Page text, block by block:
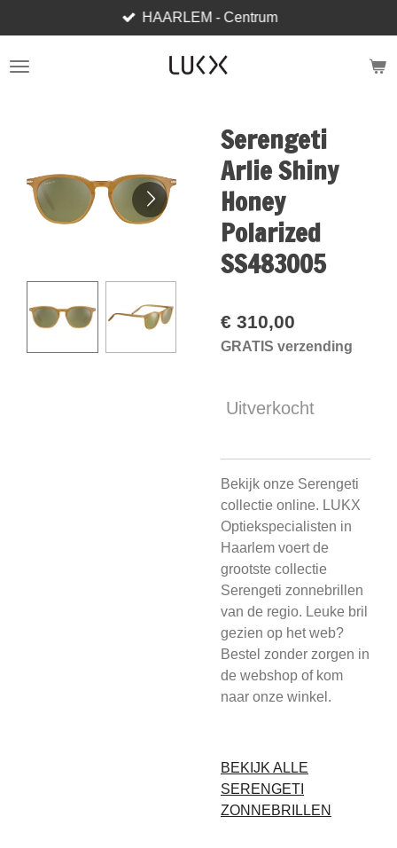
direct
naar
HAARLEM - Centrum
Serengeti
Arlie Shiny
Honey
Polarized
SS483005
€ 310,00
GRATIS verzending
Uitverkocht
Bekijk onze Serengeti
collectie online. LUKX
Optiekspecialisten in
Haarlem voert de
grootste collectie
Serengeti zonnebrillen
van de regio. Leuke bril
gezien op het web?
Bestel zonder zorgen in
de webshop of kom
naar onze winkel.
BEKIJK ALLE
SERENGETI
ZONNEBRILLEN